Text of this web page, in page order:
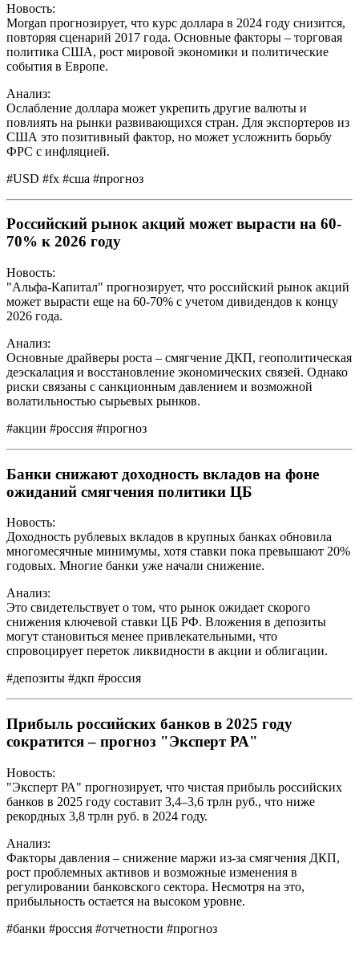
Новость:
Morgan прогнозирует, что курс доллара в 2024 году снизится,
повторяя сценарий 2017 года. Основные факторы – торговая
политика США, рост мировой экономики и политические
события в Европе.
Анализ:
Ослабление доллара может укрепить другие валюты и
повлиять на рынки развивающихся стран. Для экспортеров из
США это позитивный фактор, но может усложнить борьбу
ФРС с инфляцией.
#USD #fx #сша #прогноз
Российский рынок акций может вырасти на 60-
70% к 2026 году
Новость:
"Альфа-Капитал" прогнозирует, что российский рынок акций
может вырасти еще на 60-70% с учетом дивидендов к концу
2026 года.
Анализ:
Основные драйверы роста – смягчение ДКП, геополитическая
деэскалация и восстановление экономических связей. Однако
риски связаны с санкционным давлением и возможной
волатильностью сырьевых рынков.
#акции #россия #прогноз
Банки снижают доходность вкладов на фоне
ожиданий смягчения политики ЦБ
Новость:
Доходность рублевых вкладов в крупных банках обновила
многомесячные минимумы, хотя ставки пока превышают 20%
годовых. Многие банки уже начали снижение.
Анализ:
Это свидетельствует о том, что рынок ожидает скорого
снижения ключевой ставки ЦБ РФ. Вложения в депозиты
могут становиться менее привлекательными, что
спровоцирует переток ликвидности в акции и облигации.
#депозиты #дкп #россия
Прибыль российских банков в 2025 году
сократится – прогноз "Эксперт РА"
Новость:
"Эксперт РА" прогнозирует, что чистая прибыль российских
банков в 2025 году составит 3,4–3,6 трлн руб., что ниже
рекордных 3,8 трлн руб. в 2024 году.
Анализ:
Факторы давления – снижение маржи из-за смягчения ДКП,
рост проблемных активов и возможные изменения в
регулировании банковского сектора. Несмотря на это,
прибыльность остается на высоком уровне.
#банки #россия #отчетности #прогноз